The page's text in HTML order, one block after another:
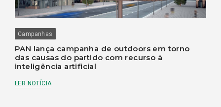
Campanhas
PAN lança campanha de outdoors em torno
das causas do partido com recurso à
inteligência artificial
LER NOTÍCIA